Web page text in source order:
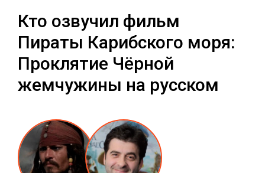
Кто озвучил фильм
Пираты Карибского моря:
Проклятие Чёрной
жемчужины на русском